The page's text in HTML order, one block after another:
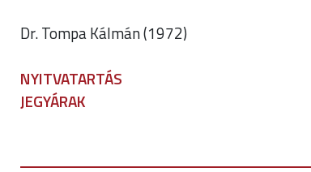
Dr. Tompa Kálmán (1972)
NYITVATARTÁS
JEGYÁRAK